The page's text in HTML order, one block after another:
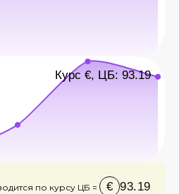
Курс €, ЦБ: 93.19
по курсу ЦБ = € 93.19